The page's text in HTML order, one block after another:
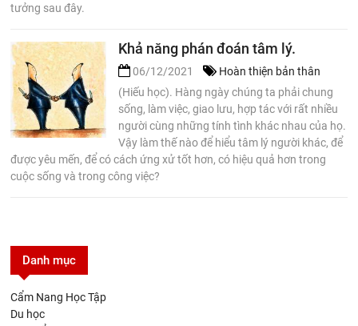
tưởng sau đây.
Khả năng phán đoán tâm lý.
06/12/2021
Hoàn thiện bản thân
(Hiếu học). Hàng ngày chúng ta phải chung
sống, làm việc, giao lưu, hợp tác với rất nhiều
người cùng những tính tình khác nhau của họ.
Vậy làm thế nào để hiểu tâm lý người khác, để
được yêu mến, để có cách ứng xử tốt hơn, có hiệu quả hơn trong
cuộc sống và trong công việc?
Danh mục
Cẩm Nang Học Tập
Du học